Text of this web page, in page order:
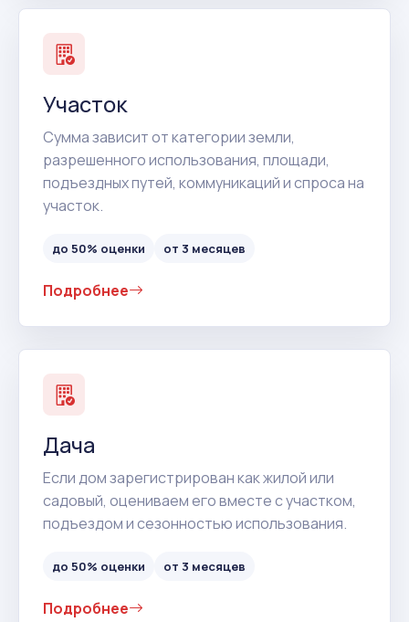
Участок
Сумма зависит от категории земли,
разрешенного использования, площади,
подъездных путей, коммуникаций и спроса на
участок.
до 50% оценки от 3 месяцев
Подробнее
Дача
Если дом зарегистрирован как жилой или
садовый, оцениваем его вместе с участком,
подъездом и сезонностью использования.
до 50% оценки от 3 месяцев
Подробнее